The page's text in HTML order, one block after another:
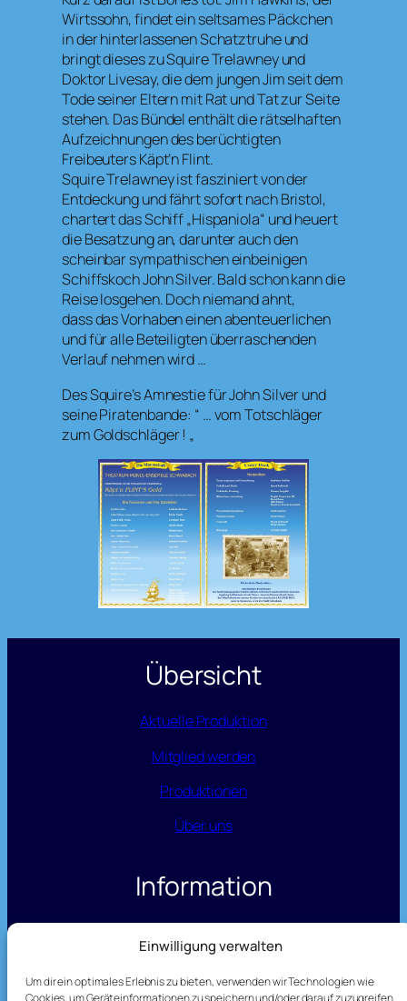
Einwilligung verwalten
Um dir ein optimales Erlebnis zu bieten, verwenden wir Technologien wie
Cookies, um Geräteinformationen zu speichern und/oder darauf zuzugreifen.
Wirtssohn, findet ein seltsames Päckchen
in der hinterlassenen Schatztruhe und
bringt dieses zu Squire Trelawney und
Doktor Livesay, die dem jungen Jim seit dem
Tode seiner Eltern mit Rat und Tat zur Seite
stehen. Das Bündel enthält die rätselhaften
Aufzeichnungen des berüchtigten
Freibeuters Käpt’n Flint.
Squire Trelawney ist fasziniert von der
Entdeckung und fährt sofort nach Bristol,
chartert das Schiff „Hispaniola“ und heuert
die Besatzung an, darunter auch den
scheinbar sympathischen einbeinigen
Schiffskoch John Silver. Bald schon kann die
Reise losgehen. Doch niemand ahnt,
dass das Vorhaben einen abenteuerlichen
und für alle Beteiligten überraschenden
Verlauf nehmen wird …
Des Squire’s Amnestie für John Silver und
seine Piratenbande: “ … vom Totschläger
zum Goldschläger ! „
Übersicht
Aktuelle Produktion
Mitglied werden
Produktionen
Über uns
Information